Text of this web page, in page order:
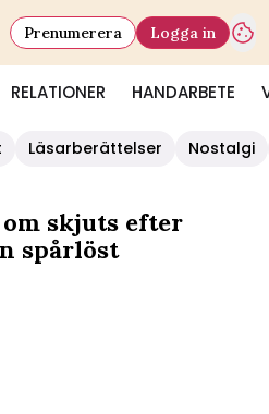
RELATIONER HANDARBETE
Prenumerera Logga in
Läsarberättelser
Nostalgi
skjuts efter
spårlöst